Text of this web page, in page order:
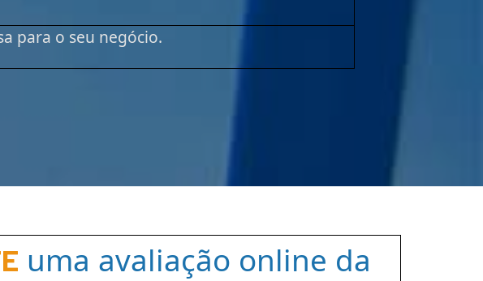
para o seu negócio.
uma avaliação online da